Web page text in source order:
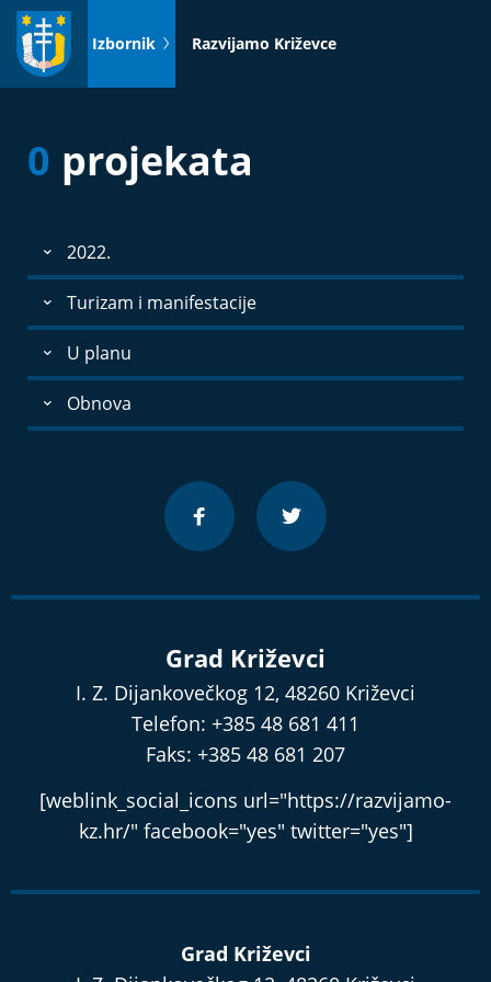
Idi
sadržaj
Izbornik Razvijamo Križevce
0 projekata
2022.
Turizam i manifestacije
U planu
Obnova
Grad Križevci
I. Z. Dijankovečkog 12, 48260 Križevci
Telefon: +385 48 681 411
Faks: +385 48 681 207
[weblink_social_icons url="https://razvijamo-
kz.hr/" facebook="yes" twitter="yes"]
Grad Križevci